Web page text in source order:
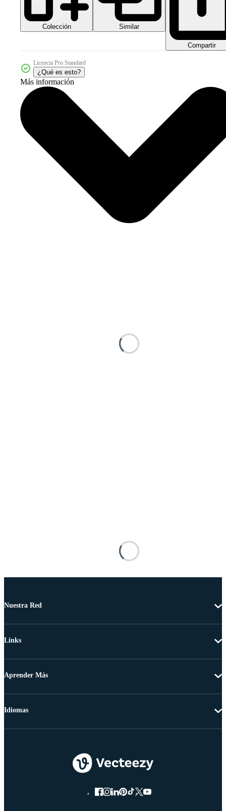
Colección Similar
Compartir
Licencia Pro Standard
¿Qué es esto?
Más información
Nuestra Red
Links
Aprender Más
Idiomas